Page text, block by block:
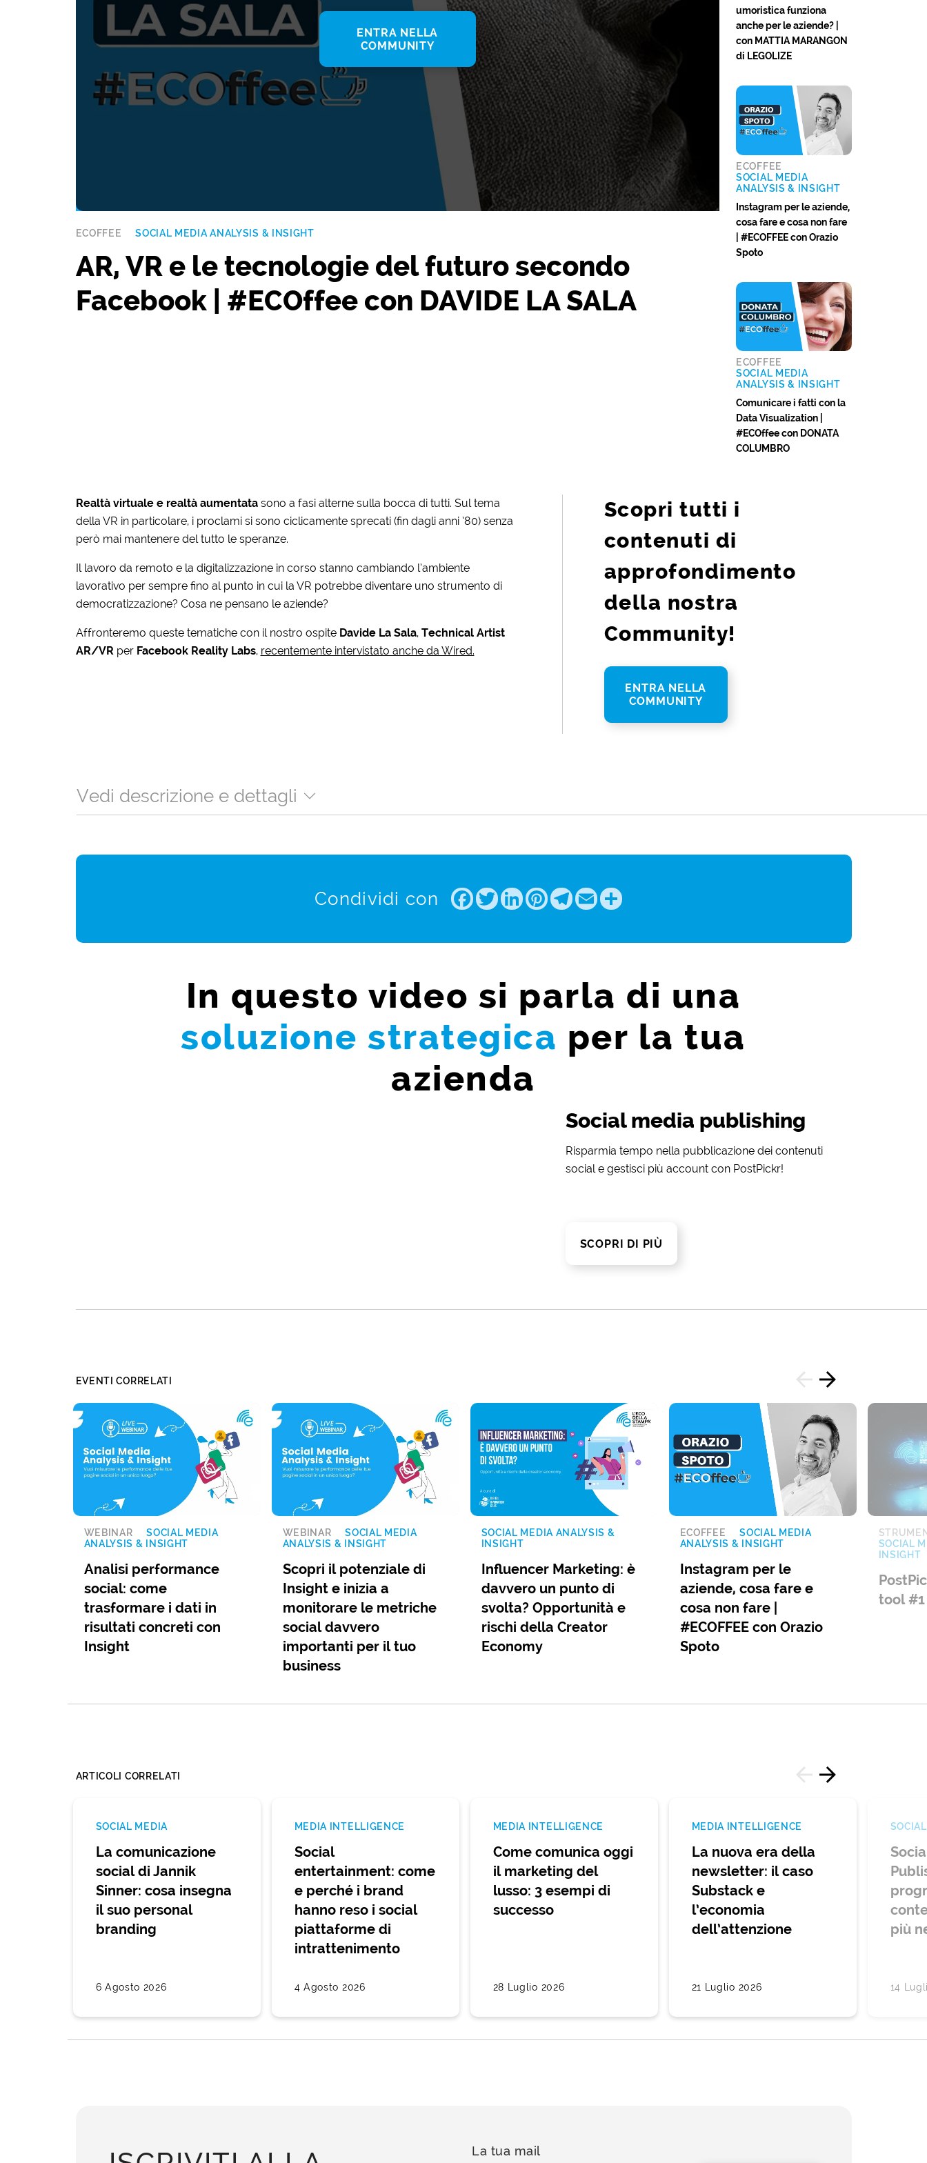
ENTRA NELLA
COMMUNITY
ECOFFEE SOCIAL MEDIA ANALYSIS & INSIGHT
AR, VR e le tecnologie del futuro secondo
Facebook | #ECOffee con DAVIDE LA SALA
umoristica funziona
anche per le aziende? |
con MATTIA MARANGON
di LEGOLIZE
ECOFFEE
SOCIAL MEDIA
ANALYSIS & INSIGHT
Instagram per le aziende,
cosa fare e cosa non fare
| #ECOFFEE con Orazio
Spoto
ECOFFEE
SOCIAL MEDIA
ANALYSIS & INSIGHT
Comunicare i fatti con la
Data Visualization |
#ECOffee con DONATA
COLUMBRO
Realtà virtuale e realtà aumentatasono a fasi alterne sulla bocca di tutti. Sul tema
della VR in particolare, i proclami si sono ciclicamente sprecati (fin dagli anni ’80) senza
però mai mantenere del tutto le speranze.
Il lavoro da remoto e la digitalizzazione in corso stanno cambiando l’ambiente
lavorativo per sempre fino al punto in cui la VR potrebbe diventare uno strumento di
democratizzazione? Cosa ne pensano le aziende?
Affronteremo queste tematiche con il nostro ospite Davide La Sala, Technical Artist
AR/VRper Facebook Reality Labs, recentemente intervistato anche da Wired.
Scopri tutti i
contenuti di
approfondimento
della nostra
Community!
ENTRA NELLA
COMMUNITY
Vedi descrizione e dettagli
Condividi con Facebook
Twitter
LinkedIn
Pinterest
Telegram
EmailShare
In questo video si parla di una
soluzione strategica per la tua
azienda
Social media publishing
Risparmia tempo nella pubblicazione dei contenuti
social e gestisci più account con PostPickr!
SCOPRI DI PIÙ
EVENTI CORRELATI
WEBINAR
SOCIAL MEDIA
ANALYSIS & INSIGHT
Analisi performance
social: come
trasformare i dati in
risultati concreti con
Insight
WEBINAR
SOCIAL MEDIA
ANALYSIS & INSIGHT
Scopri il potenziale di
Insight e inizia a
monitorare le metriche
social davvero
importanti per il tuo
business
SOCIAL MEDIA ANALYSIS &
INSIGHT
Influencer Marketing: è
davvero un punto di
svolta? Opportunità e
rischi della Creator
Economy
ECOFFEE
SOCIAL MEDIA
ANALYSIS & INSIGHT
Instagram per le
aziende, cosa fare e
cosa non fare |
#ECOFFEE con Orazio
Spoto
SOCIAL
INSIGHT
tool
ARTICOLI CORRELATI
SOCIAL MEDIA
La comunicazione
social di Jannik
Sinner: cosa insegna
il suo personal
branding
6 Agosto 2026
MEDIA INTELLIGENCE
Social
entertainment: come
e perché i brand
hanno reso i social
piattaforme di
intrattenimento
4 Agosto 2026
MEDIA INTELLIGENCE
Come comunica oggi
il marketing del
lusso: 3 esempi di
successo
28 Luglio 2026
MEDIA INTELLIGENCE
La nuova era della
newsletter: il caso
Substack e
l’economia
dell’attenzione
21 Luglio 2026
più
14